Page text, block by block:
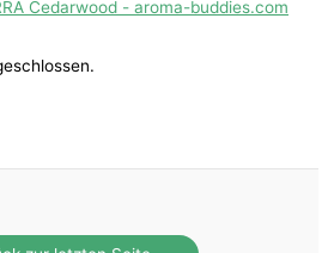
Cedarwood - aroma-buddies.com